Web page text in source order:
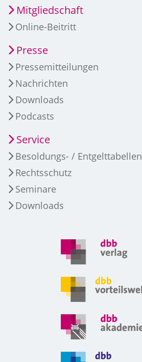
Mitgliedschaft
Online-Beitritt
Presse
Pressemitteilungen
Nachrichten
Downloads
Podcasts
Service
Besoldungs- / Entgelttabellen
Rechtsschutz
Seminare
Downloads